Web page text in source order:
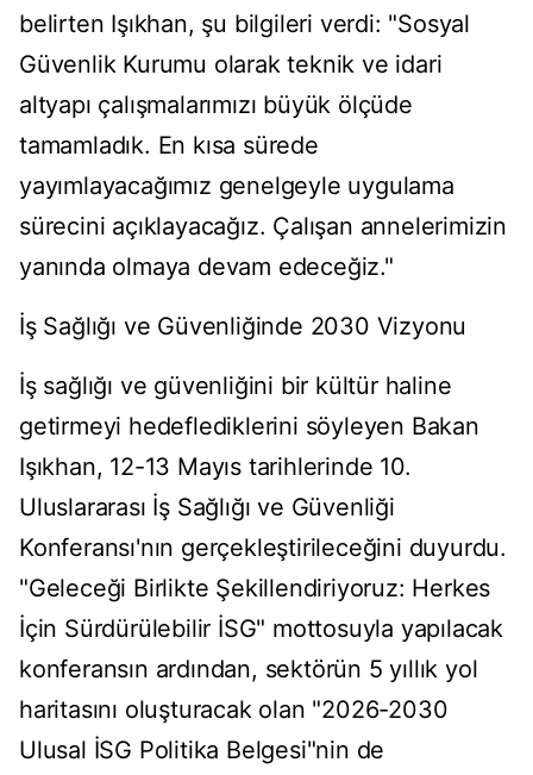
belirten Işıkhan, şu bilgileri verdi: "Sosyal
Güvenlik Kurumu olarak teknik ve idari
altyapı çalışmalarımızı büyük ölçüde
tamamladık. En kısa sürede
yayımlayacağımız genelgeyle uygulama
sürecini açıklayacağız. Çalışan annelerimizin
yanında olmaya devam edeceğiz."
İş Sağlığı ve Güvenliğinde 2030 Vizyonu
İş sağlığı ve güvenliğini bir kültür haline
getirmeyi hedeflediklerini söyleyen Bakan
Işıkhan, 12-13 Mayıs tarihlerinde 10.
Uluslararası İş Sağlığı ve Güvenliği
Konferansı'nın gerçekleştirileceğini duyurdu.
"Geleceği Birlikte Şekillendiriyoruz: Herkes
İçin Sürdürülebilir İSG" mottosuyla yapılacak
konferansın ardından, sektörün 5 yıllık yol
haritasını oluşturacak olan "2026-2030
Ulusal İSG Politika Belgesi"nin de